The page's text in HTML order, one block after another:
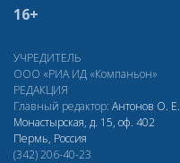
16+
УЧРЕДИТЕЛЬ
ООО «РИА ИД «Компаньон»
РЕДАКЦИЯ
Главный редактор: Антонов О. Е.
Монастырская, д. 15, оф. 402
Пермь, Россия
(342) 206-40-23